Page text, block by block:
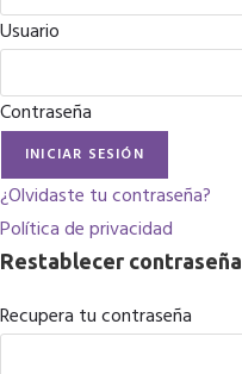
Usuario
Contraseña
INICIAR SESIÓN
¿Olvidaste tu contraseña?
Política de privacidad
Restablecer contraseña
Recupera tu contraseña